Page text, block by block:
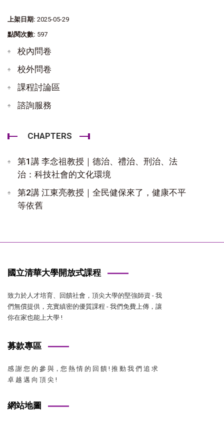
上架日期: 2025-05-29
點閱次數: 597
校內問卷
校外問卷
課程討論區
諮詢服務
CHAPTERS
第1講 李念祖教授｜德治、禮治、刑治、法
治：科技社會的文化環境
第2講 江東亮教授｜全民健保來了，健康不平
等依舊
國立清華大學開放式課程
致力於人才培育、回饋社會，頂尖大學的堅強師資 - 我
們無償提供，充實縝密的優質課程 - 我們免費上傳，讓
你在家也能上大學 !
募款專區
感 謝 您 的 參 與，您 熱 情 的 回 饋 ! 推 動 我 們 追 求
卓 越 邁 向 頂 尖 !
網站地圖